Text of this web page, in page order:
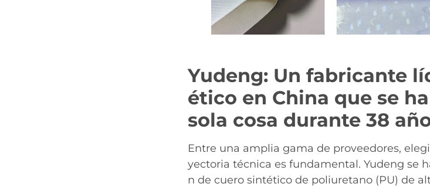
Yudeng: Un fabricante
ético en China que se
sola cosa durante 38
Entre una amplia gama de proveedores,
yectoria técnica es fundamental. Yudeng se
n de cuero sintético de poliuretano (PU) de